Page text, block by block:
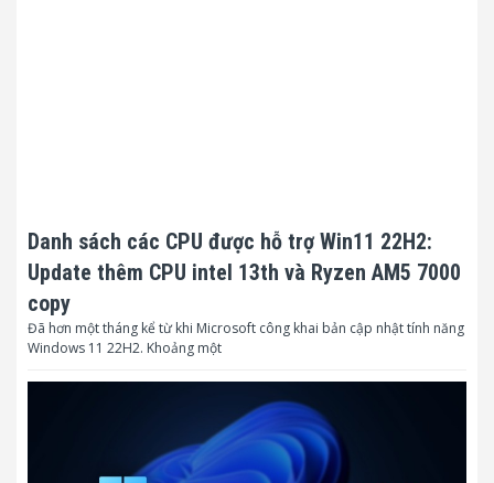
Danh sách các CPU được hỗ trợ Win11 22H2:
Update thêm CPU intel 13th và Ryzen AM5 7000
copy
Đã hơn một tháng kể từ khi Microsoft công khai bản cập nhật tính năng
Windows 11 22H2. Khoảng một